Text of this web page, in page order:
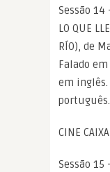
Sessão 14
LO QUE
RÍO), de
Falado
em inglês.
CINE
Sessão 15